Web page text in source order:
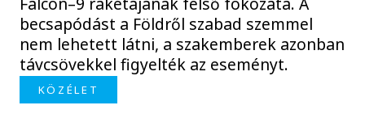
becsapódást a Földről szabad szemmel
nem lehetett látni, a szakemberek azonban
távcsövekkel figyelték az eseményt.
KÖZÉLET